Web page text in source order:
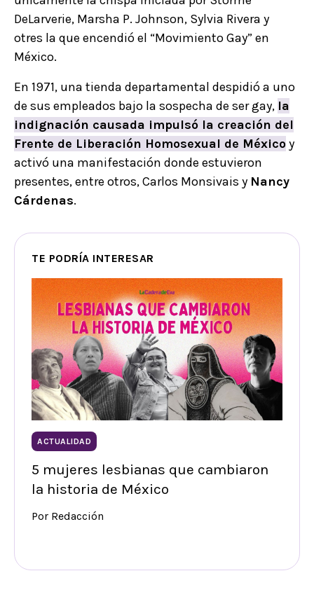
DeLarverie, Marsha P. Johnson, Sylvia Rivera y
otres la que encendió el “Movimiento Gay” en
México.
En 1971, una tienda departamental despidió a uno
de sus empleados bajo la sospecha de ser gay, la
indignación causada impulsó la creación del
Frente de Liberación Homosexual de Méxicoy
activó una manifestación donde estuvieron
presentes, entre otros, Carlos Monsivais y Nancy
Cárdenas.
TE PODRÍA INTERESAR
ACTUALIDAD
5 mujeres lesbianas que cambiaron
la historia de México
Por Redacción